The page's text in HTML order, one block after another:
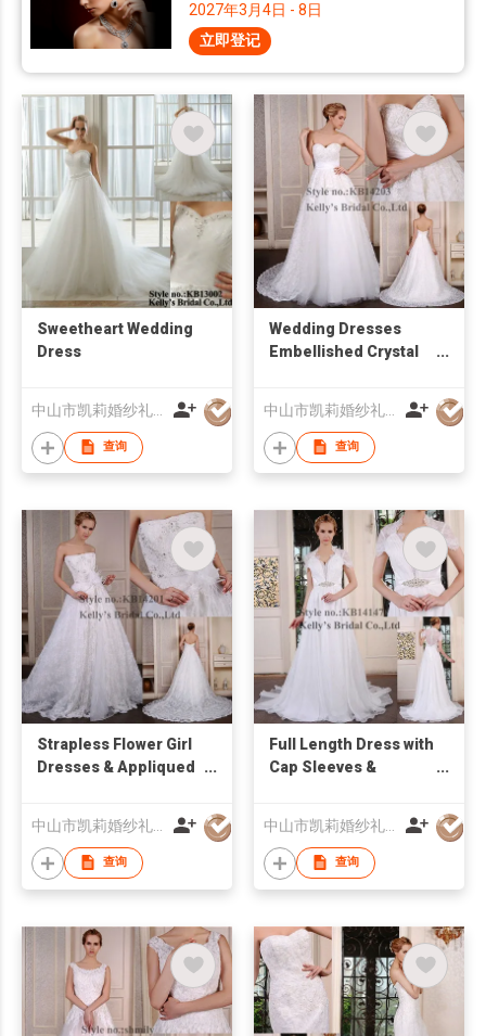
2027年3月4日 - 8日
立即登记
Sweetheart Wedding
Dress
中山市凯莉婚纱礼服有限公司
查询
Wedding Dresses
Embellished Crystal
中山市凯莉婚纱礼服有限公司
查询
Strapless Flower Girl
Dresses & Appliqued
中山市凯莉婚纱礼服有限公司
查询
Full Length Dress with
Cap Sleeves &
中山市凯莉婚纱礼服有限公司
查询